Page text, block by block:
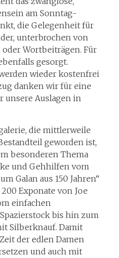
am Sonntag-
die Gelegenheit für
unterbrochen von
Wortbeiträgen. Für
gesorgt.
wieder kostenfrei
danken wir für eine
unsere Auslagen in
die mittlerweile
geworden ist,
besonderen Thema
und Gehhilfen vom
Galan aus 150 Jahren“
Exponate von Joe
einfachen
bis hin zum
Silberknauf. Damit
der edlen Damen
und auch mit